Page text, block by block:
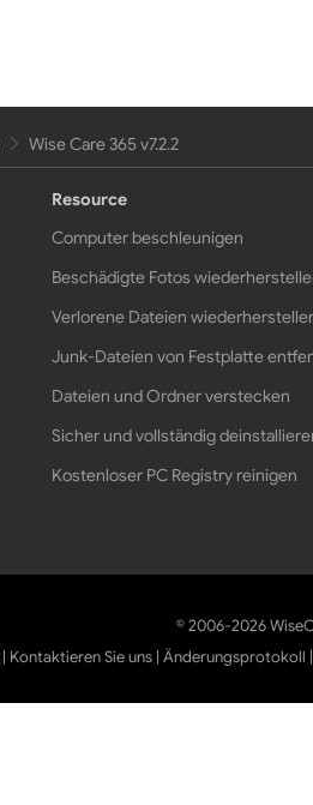
Wise Care 365 v7.2.2
Resource
Computer beschleunigen
Beschädigte Fotos
Verlorene Dateien
Junk-Dateien von Festplatte
Dateien und Ordner verstecken
Sicher und vollständig
Kostenloser PC Registry reinigen
© 2006-2026
| Kontaktieren Sie uns |Änderungsprotokoll